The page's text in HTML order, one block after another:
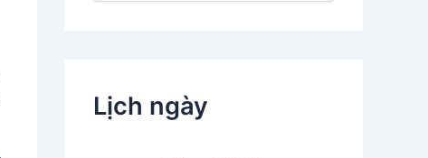
b
à
Lịch ngày